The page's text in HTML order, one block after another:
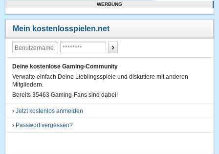
WERBUNG
Mein kostenlosspielen.net
Deine kostenlose Gaming-Community
Verwalte einfach Deine Lieblingsspiele und diskutiere mit anderen
Mitgliedern.
Bereits 35463 Gaming-Fans sind dabei!
›Jetzt kostenlos anmelden
› Passwort vergessen?